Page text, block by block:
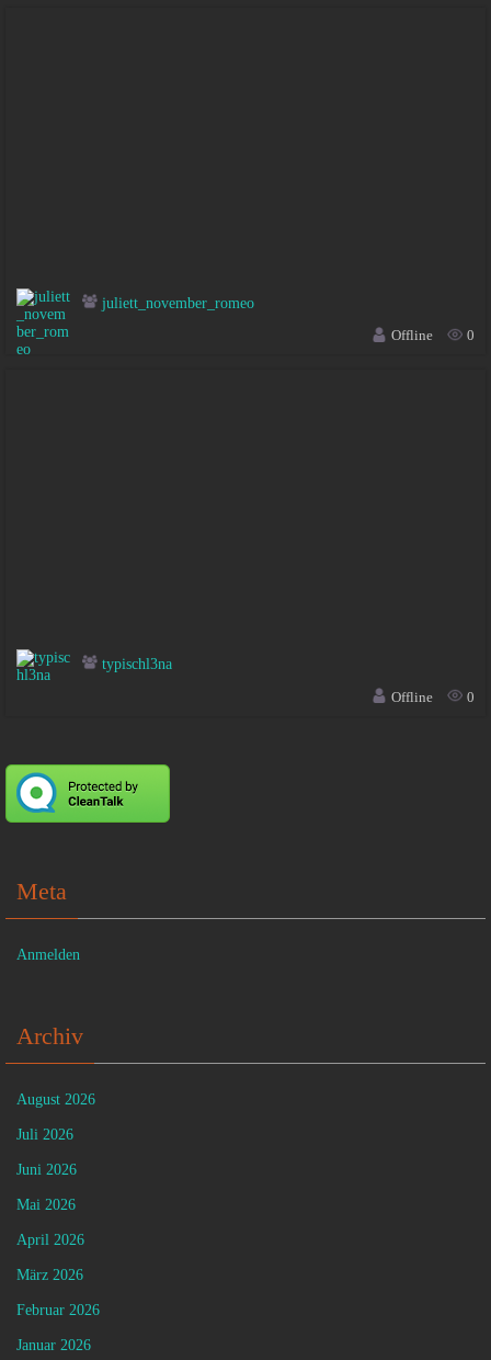
juliett_november_romeo
Offline
0
typischl3na
Offline
0
Meta
Anmelden
Archiv
August 2026
Juli 2026
Juni 2026
Mai 2026
April 2026
März 2026
Februar 2026
Januar 2026